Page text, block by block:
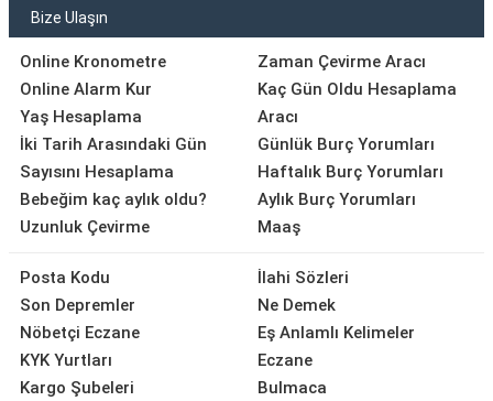
Bize Ulaşın
Online Kronometre
Online Alarm Kur
Yaş Hesaplama
İki Tarih Arasındaki Gün
Sayısını Hesaplama
Bebeğim kaç aylık oldu?
Uzunluk Çevirme
Zaman Çevirme Aracı
Kaç Gün Oldu Hesaplama
Aracı
Günlük Burç Yorumları
Haftalık Burç Yorumları
Aylık Burç Yorumları
Maaş
Posta Kodu
Son Depremler
Nöbetçi Eczane
KYK Yurtları
Kargo Şubeleri
İlahi Sözleri
Ne Demek
Eş Anlamlı Kelimeler
Eczane
Bulmaca